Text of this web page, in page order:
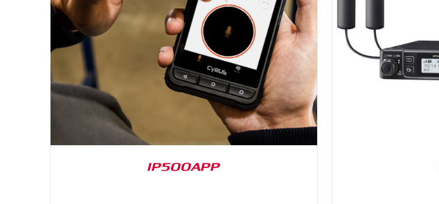
IP500APP
DETAILS